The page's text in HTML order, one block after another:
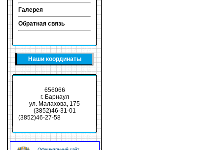
Галерея
Обратная связь
Наши координаты
656066
г. Барнаул
ул. Малахова, 175
(3852)46-31-01
(3852)46-27-58